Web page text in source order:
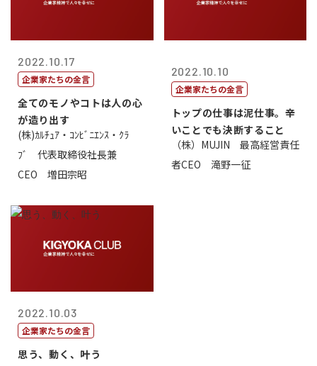
2022.10.17
企業家たちの金言
全てのモノやコトは人の心
が造り出す
(株)ｶﾙﾁｭｱ・ｺﾝﾋﾞﾆｴﾝｽ・ｸﾗ
ﾌﾞ 代表取締役社長兼
CEO 増田宗昭
2022.10.10
企業家たちの金言
トップの仕事は泥仕事。辛
いことでも決断すること
（株）MUJIN 最高経営責任
者CEO 滝野一征
2022.10.03
企業家たちの金言
思う、動く、叶う